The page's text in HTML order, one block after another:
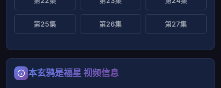
第25集 第26集 第27集
本玄鸦是福星 视频信息